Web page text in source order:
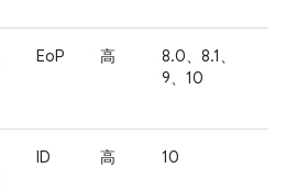
EoP 高
8.0、8.1、
9、10
ID 高 10